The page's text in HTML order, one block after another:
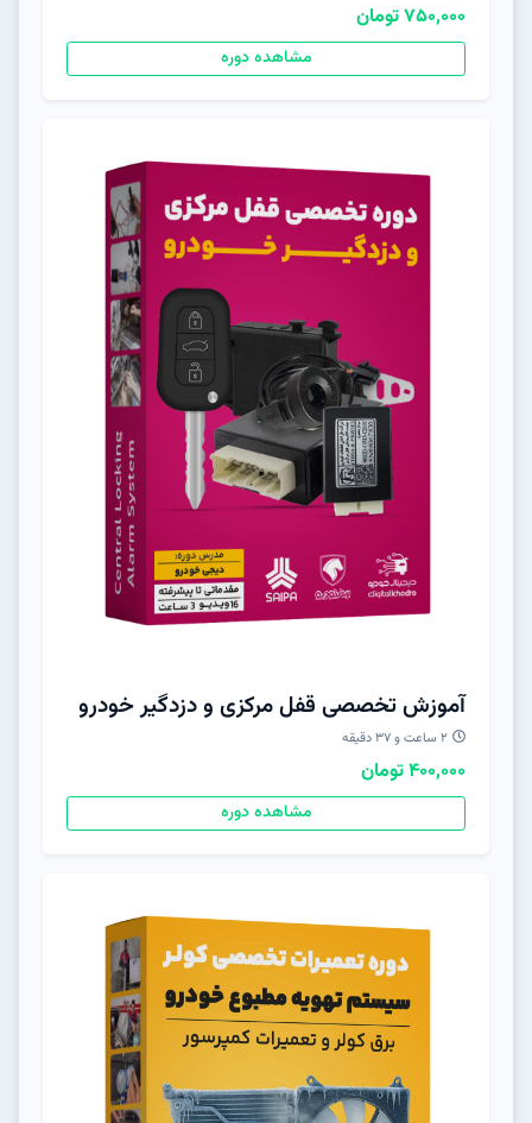
750,000 تومان
مشاهده دوره
آموزش تخصصی قفل مرکزی و دزدگیر خودرو
۲ ساعت و ۳۷ دقیقه
400,000 تومان
مشاهده دوره